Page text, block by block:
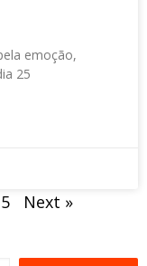
emoção,
25
5 Next »